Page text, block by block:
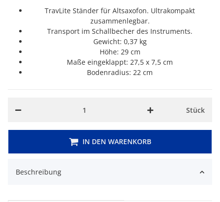
TravLite Ständer für Altsaxofon. Ultrakompakt
zusammenlegbar.
Transport im Schallbecher des Instruments.
Gewicht: 0,37 kg
Höhe: 29 cm
Maße eingeklappt: 27,5 x 7,5 cm
Bodenradius: 22 cm
Stück
IN DEN WARENKORB
Beschreibung